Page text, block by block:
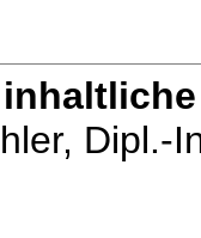
Dipl.-